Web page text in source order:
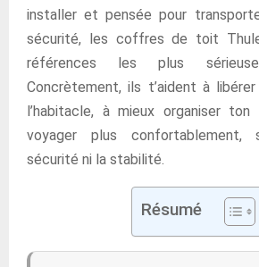
installer et pensée pour
sécurité, les coffres de toit
références les plus
Concrètement, ils t’aident à
l’habitacle, à mieux organiser
voyager plus confortablement,
sécurité ni la stabilité.
Résumé